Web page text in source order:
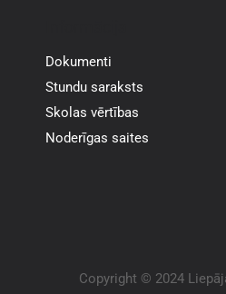
Dokumenti
Stundu saraksts
Skolas vērtības
Noderīgas saites
Copyright © 2024